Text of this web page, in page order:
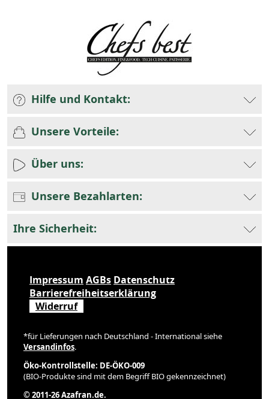
Hilfe und Kontakt:
Unsere Vorteile:
Über uns:
Unsere Bezahlarten:
Ihre Sicherheit:
Impressum AGBs Datenschutz
Barrierefreiheitserklärung
Widerruf
*für Lieferungen nach Deutschland - International siehe
Versandinfos.
Öko-Kontrollstelle: DE-ÖKO-009
(BIO-Produkte sind mit dem Begriff BIO gekennzeichnet)
© 2011-26 Azafran.de.